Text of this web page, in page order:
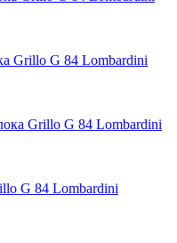
Grillo G 84 Lombardini
Grillo G 84 Lombardini
G 84 Lombardini